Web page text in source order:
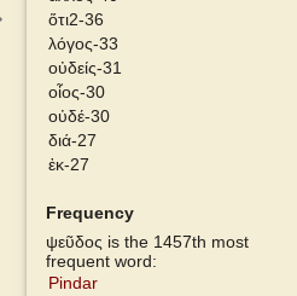
Slater Pindar
ὅτι2-36
λόγος-33
οὐδείς-31
οἷος-30
οὐδέ-30
διά-27
ἐκ-27
Frequency
ψεῦδος is the 1457th most
frequent word:
Pindar